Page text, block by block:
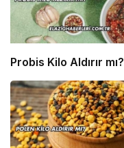
Probis Kilo Aldırır mı?